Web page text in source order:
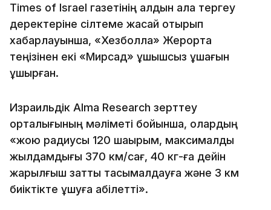
Times of Israel газетінің алдын ала тергеу
деректеріне сілтеме жасай отырып
хабарлауынша, «Хезболла» Жерорта
теңізінен екі «Мирсад» ұшқышсыз ұшағын
ұшырған.
Израильдік Alma Research зерттеу
орталығының мәліметі бойынша, олардың
«жою радиусы 120 шақырым, максималды
жылдамдығы 370 км/сағ, 40 кг-ға дейін
жарылғыш затты тасымалдауға және 3 км
биіктікте ұшуға қабілетті».